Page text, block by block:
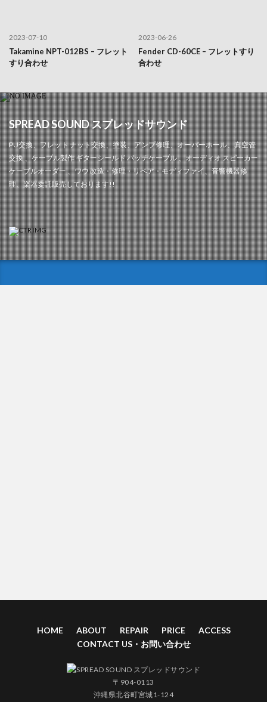
2023-07-10
Takamine NPT-012BS – フレット
すり合わせ
2023-06-26
Fender CD-60CE – フレットすり
合わせ
SPREAD SOUND スプレッドサウンド
PU交換、フレット ナット交換、塗装、アンプ修理、オーバーホール、真空管
交換 、ケーブル製作 ギターシールド パッチケーブル 、オーディオ スピーカー
ケーブルオーダー 、ワウ 改造・修理・リペア・モディファイ、音響機器修
理、楽器委託販売しております!!
HOME ABOUT REPAIR PRICE
ACCESS
CONTACT US・お問い合わせ
〒904-0113
沖縄県北谷町宮城1-124